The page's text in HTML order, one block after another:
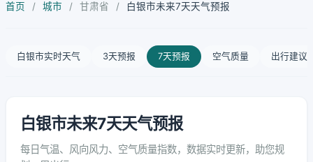
首页 / 城市 / 甘肃省 / 白银市未来7天天气预报
白银市实时天气 3天预报 7天预报 空气质量 出行建议
白银市未来7天天气预报
每日气温、风向风力、空气质量指数，数据实时更新，助您规